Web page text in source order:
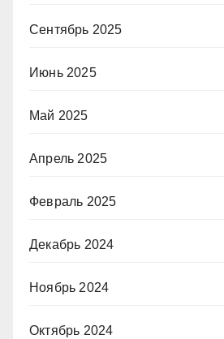
Сентябрь 2025
Июнь 2025
Май 2025
Апрель 2025
Февраль 2025
Декабрь 2024
Ноябрь 2024
Октябрь 2024